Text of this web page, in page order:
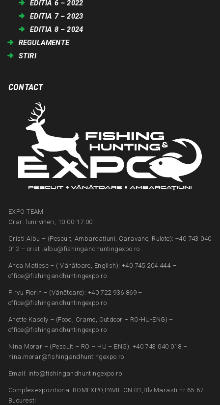
EDITIA 6 – 2022
EDITIA 7 – 2023
EDITIA 8 – 2024
REGULAMENTE
STIRI
CONTACT
EXPO TEAM
Orar: luni-vineri, 10:00-17:00
Cristi Albu – (Pescuit, Ambarcațiuni, Caravane, Rulote): +40 743 040
012 – cristi.albu@fishingandhuntingexpo.ro
Anca Matiesc – ( Vânătoare, English): +40 745 204 444 –
office@fishingandhuntingexpo.ro
Pirvu Florin – (Vânătoare): +40 722 936 869 –
office@fishingandhuntingexpo.ro
Anette Kasoly – (Food, Crame, Outdoor – RO-HU-ENG) –
office@fishingandhuntingexpo.ro
Nina Morar – (Pescuit – RO – HU – ENG): +40 743 040 018 –
nina.morar@fishingandhuntingexpo.ro
Email: info@fishingandhuntingexpo.ro
Complex expozitional ROMEXPO,PAVILION B1,Blv.Marasti nr.65-67 |
Bucuresti